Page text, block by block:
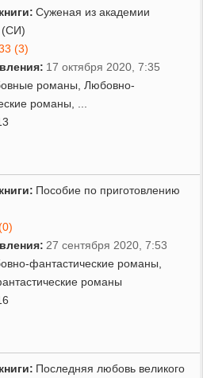
Суженая из академии
(СИ)
(3)
17 октября 2020, 7:35
романы
Любовно-
романы
Пособие по приготовлению
27 сентября 2020, 7:53
фантастические романы
романы
Последняя любовь великого